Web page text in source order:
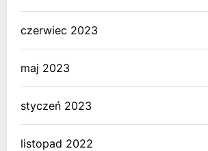
czerwiec 2023
maj 2023
styczeń 2023
listopad 2022